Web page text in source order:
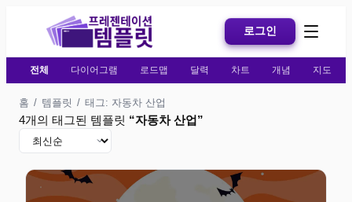
로그인
전체 다이어그램 로드맵 달력 차트 개념 지도
홈 / 템플릿 / 태그: 자동차 산업
4개의 태그된 템플릿 “자동차 산업”